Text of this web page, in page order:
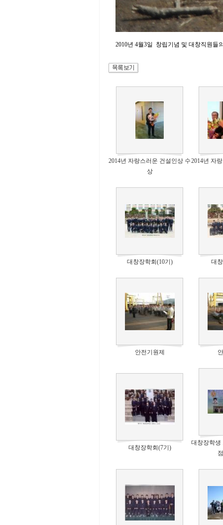
2010년 4월3일 창립기념 및 대창직원들
2014년 자랑스러운 건설인상 수
상
2014년 자
대창장학회(10기) 대
안전기원제
대창장학회(7기)
대창장학생